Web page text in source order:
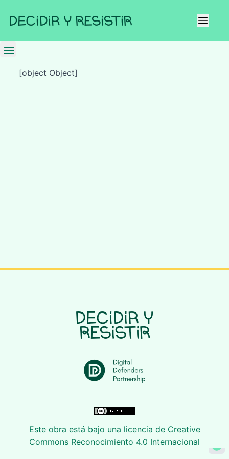
[object Object]
Este obra está bajo una licencia de Creative
Commons Reconocimiento 4.0 Internacional